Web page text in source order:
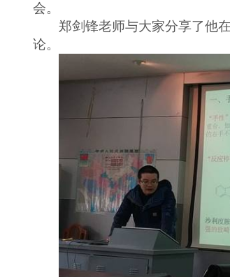
会。
郑剑锋老师与大家分享了他
论。